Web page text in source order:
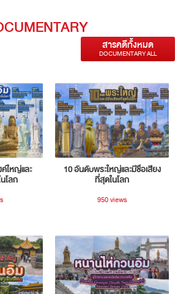
สารคดีทั้งหมด
DOCUMENTARY ALL
ใหญ่และ
โลก
10 อันดับพระใหญ่และมีชื่อเสียง
ที่สุดในโลก
950 views